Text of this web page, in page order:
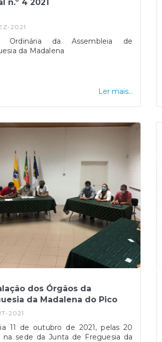
n.º 4 2021
2021
Ordinária da Assembleia de
da Madalena
Ler mais...
dos Órgãos da
da Madalena do Pico
2021
11 de outubro de 2021, pelas 20
na sede da Junta de Freguesia da